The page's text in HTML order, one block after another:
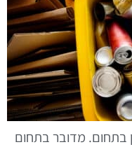
בתחום. מדובר בתחום